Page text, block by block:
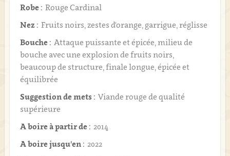
Robe : Rouge Cardinal
Nez : Fruits noirs, zestes d'orange, garrigue, réglisse
Bouche : Attaque puissante et épicée, milieu de
bouche avec une explosion de fruits noirs,
beaucoup de structure, finale longue, épicée et
équilibrée
Suggestion de mets : Viande rouge de qualité
supérieure
A boire à partir de : 2014
A boire jusqu'en : 2022